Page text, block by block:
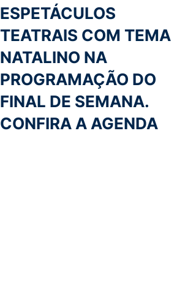
ESPETÁCULOS
TEATRAIS COM TEMA
NATALINO NA
PROGRAMAÇÃO DO
FINAL DE SEMANA.
CONFIRA A AGENDA